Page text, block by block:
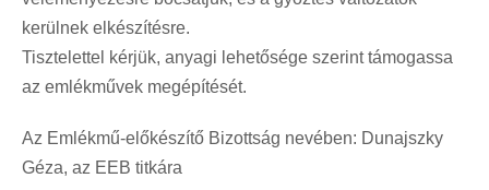
kerülnek elkészítésre.
Tisztelettel kérjük, anyagi lehetősége szerint támogassa
az emlékművek megépítését.
Az Emlékmű-előkészítő Bizottság nevében: Dunajszky
Géza, az EEB titkára